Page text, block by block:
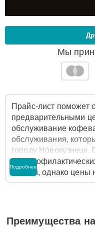
Мы
Прайс-лист поможет
предварительными
обслуживание
обслуживания,
городу
или
рублей, однако
комплектующих
службы заботы о
стоимости ремонта
Подробнее
Преимущества